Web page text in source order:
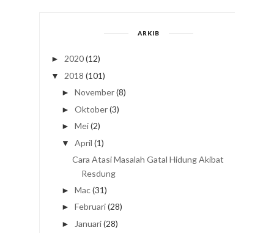
ARKIB
► 2020(12)
▼ 2018 (101)
► November(8)
► Oktober(3)
► Mei(2)
▼ April (1)
Cara Atasi Masalah Gatal Hidung Akibat
Resdung
► Mac(31)
► Februari(28)
► Januari(28)